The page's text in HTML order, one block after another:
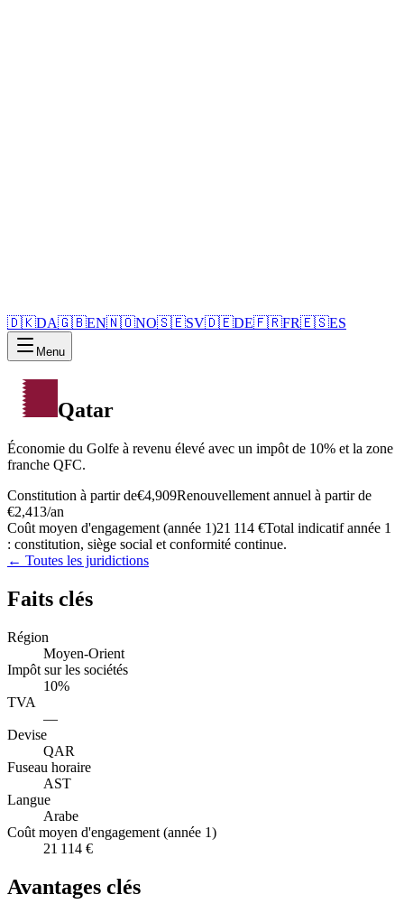
🇩🇰DA🇬🇧EN🇳🇴NO🇸🇪SV🇩🇪DE🇫🇷FR🇪🇸ES
Menu
Qatar
Économie du Golfe à revenu élevé avec un impôt de 10% et la zone
franche QFC.
Constitution à partir de€4,909Renouvellement annuel à partir de
€2,413/an
Coût moyen d'engagement (année 1)21 114 €Total indicatif année 1
: constitution, siège social et conformité continue.
← Toutes les juridictions
Faits clés
Région
Moyen-Orient
Impôt sur les sociétés
10%
TVA
—
Devise
QAR
Fuseau horaire
AST
Langue
Arabe
Coût moyen d'engagement (année 1)
21 114 €
Avantages clés